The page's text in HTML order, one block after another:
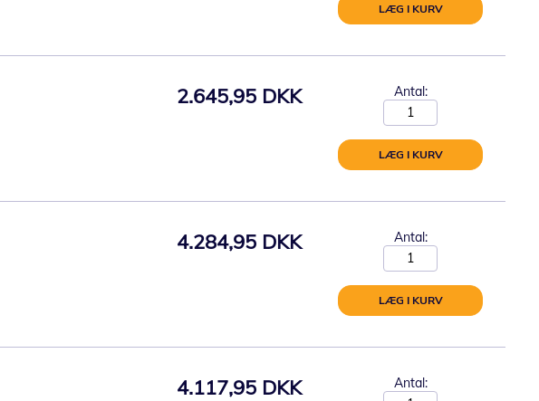
LÆG I KURV
2.645,95 DKK Antal:
LÆG I KURV
4.284,95 DKK Antal:
LÆG I KURV
4.117,95 DKK Antal: